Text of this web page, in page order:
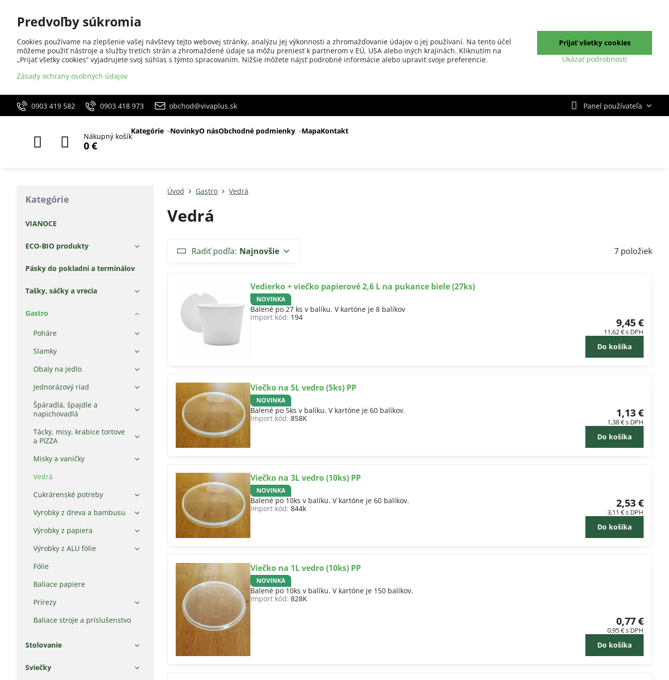
0903 419 582 0903 418 973 obchod@vivaplus.sk Panel používateľa
Nákupný košík
0 €
Kategórie NovinkyO násObchodné podmienky MapaKontakt
Úvod Gastro Vedrá
Vedrá
Radiť podľa: Najnovšie 7 položiek
Vedierko + viečko papierové 2,6 L na pukance biele (27ks)
NOVINKA
Balené po 27 ks v balíku. V kartóne je 8 balíkov
Import kód: 194 9,45 €
11,62 €s DPH
Do košíka
Viečko na 5L vedro (5ks) PP
NOVINKA
Balené po 5ks v balíku. V kartóne je 60 balíkov.
Import kód: 858K 1,13 €
1,38 €s DPH
Do košíka
Viečko na 3L vedro (10ks) PP
NOVINKA
Balené po 10ks v balíku. V kartóne je 60 balíkov.
Import kód: 844k 2,53 €
3,11 €s DPH
Do košíka
Viečko na 1L vedro (10ks) PP
NOVINKA
Balené po 10ks v balíku. V kartóne je 150 balíkov.
Import kód: 828K
0,77 €
0,95 €s DPH
Do košíka
Kategórie
VIANOCE
ECO-BIO produkty
Pásky do pokladní a terminálov
Tašky, sáčky a vrecia
Gastro
Poháre
Slamky
Obaly na jedlo
Jednorázový riad
Špáradlá, špajdle a
napichovadlá
Tácky, misy, krabice tortove
a PIZZA
Misky a vaničky
Vedrá
Cukrárenské potreby
Vyrobky z dreva a bambusu
Výrobky z papiera
Výrobky z ALU fólie
Fólie
Baliace papiere
Prírezy
Baliace stroje a príslušenstvo
Stolovanie
Sviečky
Predvoľby súkromia
Cookies používame na zlepšenie vašej návštevy tejto webovej stránky, analýzu jej výkonnosti a zhromažďovanie údajov o jej používaní. Na tento účel
môžeme použiť nástroje a služby tretích strán a zhromaždené údaje sa môžu preniesť k partnerom v EÚ, USA alebo iných krajinách. Kliknutím na
„Prijať všetky cookies“ vyjadrujete svoj súhlas s týmto spracovaním. Nižšie môžete nájsť podrobné informácie alebo upraviť svoje preferencie.
Zásady ochrany osobných údajov
Ukázať podrobnosti
Prijať všetky cookies